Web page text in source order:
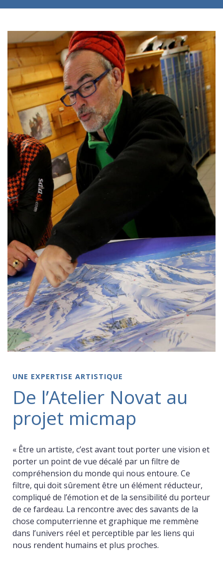
UNE EXPERTISE ARTISTIQUE
De l’Atelier Novat au
projet micmap
« Être un artiste, c’est avant tout porter une vision et
porter un point de vue décalé par un filtre de
compréhension du monde qui nous entoure. Ce
filtre, qui doit sûrement être un élément réducteur,
compliqué de l’émotion et de la sensibilité du porteur
de ce fardeau. La rencontre avec des savants de la
chose computerrienne et graphique me remmène
dans l’univers réel et perceptible par les liens qui
nous rendent humains et plus proches.